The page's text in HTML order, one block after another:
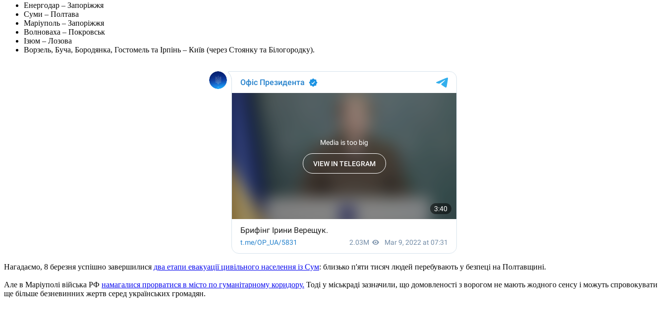
Енергодар – Запоріжжя
Суми – Полтава
Маріуполь – Запоріжжя
Волноваха – Покровськ
Ізюм – Лозова
Ворзель, Буча, Бородянка, Гостомель та Ірпінь – Київ (через Стоянку та Білогородку).
Нагадаємо, 8 березня успішно завершилися два етапи евакуації цивільного населення із Сум: близько п'яти тисяч людей перебувають у безпеці на Полтавщині.
Але в Маріуполі війська РФ намагалися прорватися в місто по гуманітарному коридору. Тоді у міськраді зазначили, що домовленості з ворогом не мають жодного сенсу і можуть спровокувати
ще більше безневинних жертв серед українських громадян.